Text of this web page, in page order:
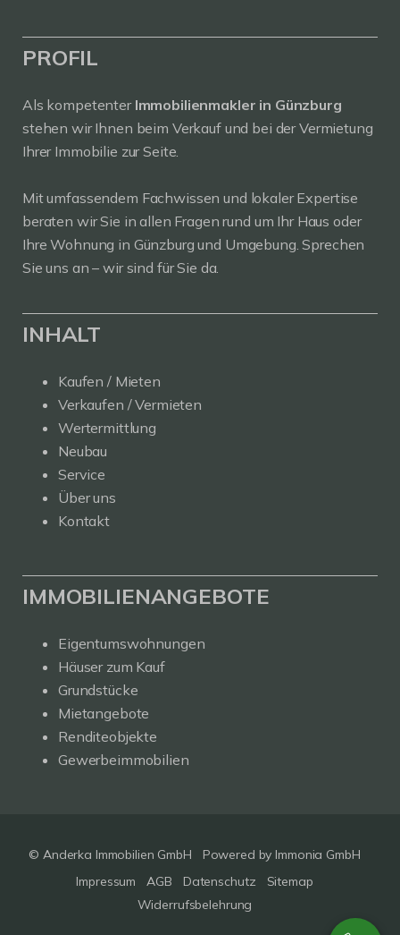
PROFIL
Als kompetenter Immobilienmakler in Günzburg
stehen wir Ihnen beim Verkauf und bei der Vermietung
Ihrer Immobilie zur Seite.
Mit umfassendem Fachwissen und lokaler Expertise
beraten wir Sie in allen Fragen rund um Ihr Haus oder
Ihre Wohnung in Günzburg und Umgebung. Sprechen
Sie uns an – wir sind für Sie da.
INHALT
Kaufen / Mieten
Verkaufen / Vermieten
Wertermittlung
Neubau
Service
Über uns
Kontakt
IMMOBILIENANGEBOTE
Eigentumswohnungen
Häuser zum Kauf
Grundstücke
Mietangebote
Renditeobjekte
Gewerbeimmobilien
© Anderka Immobilien GmbH Powered by Immonia GmbH
Impressum
AGB Datenschutz
Sitemap
Widerrufsbelehrung